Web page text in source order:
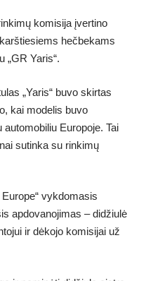
komisija įvertino
hečbekams
„GR Yaris“.
„Yaris“ buvo skirtas
kai modelis buvo
Europoje. Tai
sutinka su rinkimų
vykdomasis
apdovanojimas – didžiulė
ir dėkojo komisijai už